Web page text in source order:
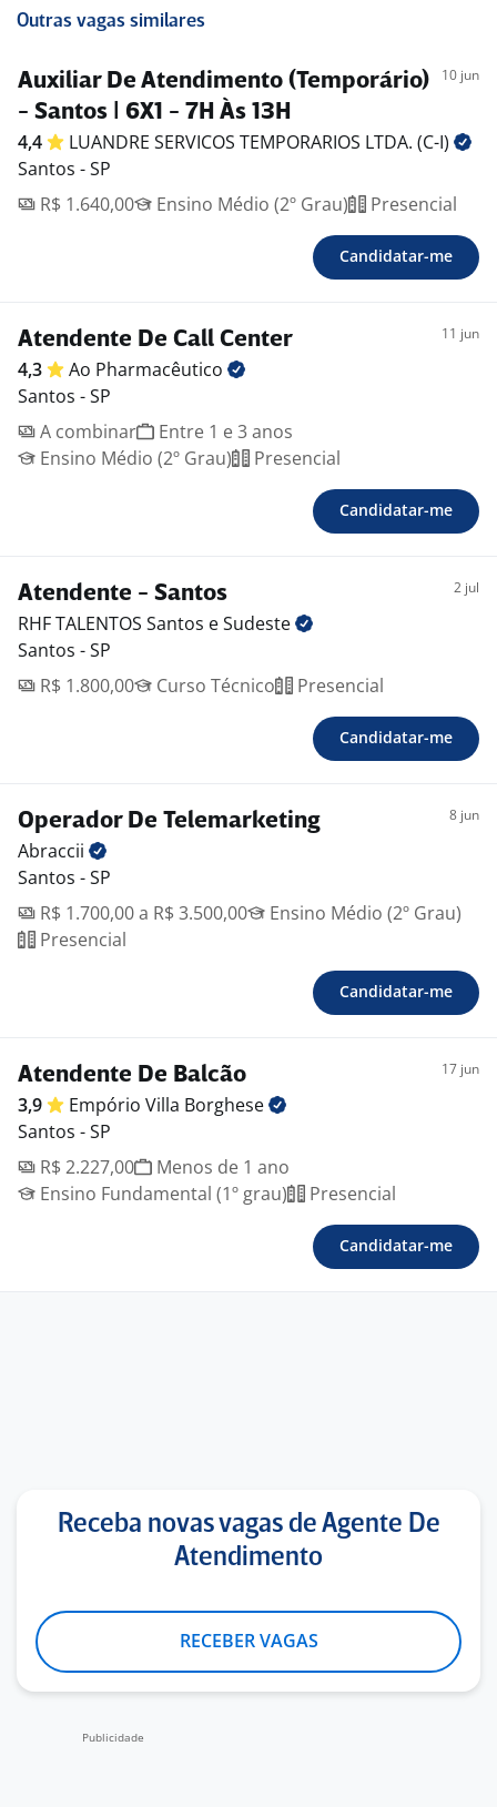
Outras vagas similares
Auxiliar De Atendimento (Temporário)
- Santos | 6X1 - 7H Às 13H
10 jun
4,4 LUANDRE SERVICOS TEMPORARIOS LTDA. (C-I)
Santos - SP
R$ 1.640,00
Ensino Médio (2º Grau) Presencial
Candidatar-me
Atendente De Call Center 11 jun
4,3 Ao Pharmacêutico
Santos - SP
A combinar
Entre 1 e 3 anos
Ensino Médio (2º Grau)
Presencial
Candidatar-me
Atendente - Santos 2 jul
RHF TALENTOS Santos eSudeste
Santos - SP
R$ 1.800,00
Curso Técnico Presencial
Candidatar-me
Operador De Telemarketing 8 jun
Abraccii
Santos - SP
R$ 1.700,00 a R$ 3.500,00
Ensino Médio (2º Grau)
Presencial
Candidatar-me
Atendente De Balcão 17 jun
3,9 Empório Villa Borghese
Santos - SP
R$ 2.227,00
Menos de 1 ano
Ensino Fundamental (1º grau)
Presencial
Candidatar-me
Receba novas vagas de Agente De
Atendimento
RECEBER VAGAS